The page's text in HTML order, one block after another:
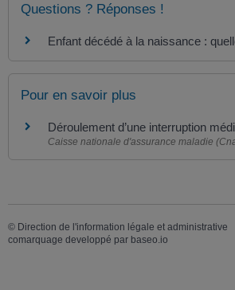
Questions ? Réponses !
Enfant décédé à la naissance :
Pour en savoir plus
Déroulement d’une interruption
Caisse nationale d'assurance maladie
© Direction de l'information légale et administrative
comarquage developpé par baseo.io